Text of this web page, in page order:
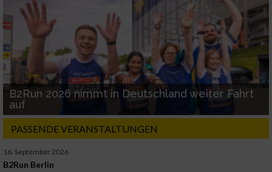
B2Run 2026 nimmt in Deutschland weiter Fahrt
auf
PASSENDE VERANSTALTUNGEN
16. September 2026
B2Run Berlin